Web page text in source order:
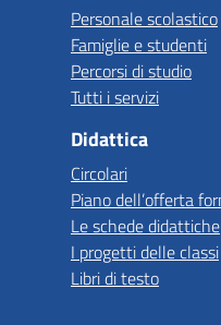
Personale scolastico
Famiglie e studenti
Percorsi di studio
Tutti i servizi
Didattica
Circolari
Piano dell’offerta
Le schede didattiche
I progetti delle classi
Libri di testo